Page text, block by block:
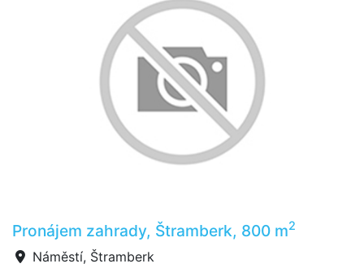
Pronájem zahrady, Štramberk, 800 m2
Náměstí, Štramberk